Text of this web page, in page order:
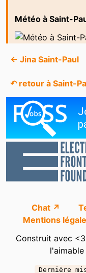
Météo à Saint-
← Jina Saint-Paul
↶ retour à Saint-
Chat ↗
Mentions
Construit avec
Dernière